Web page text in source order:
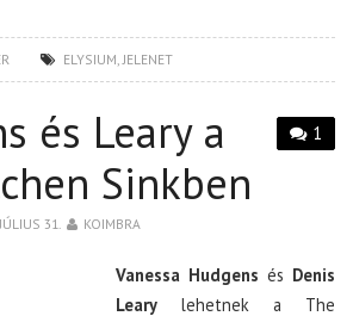
ELYSIUM,JELENET
1
és Leary a
Sinkben
31. KOIMBRA
Vanessa Hudgens és Denis
Leary lehetnek a The